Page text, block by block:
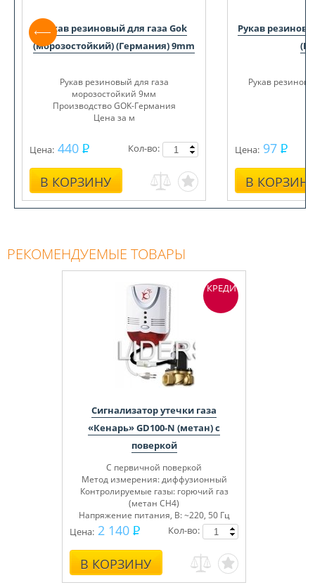
Рукав резиновый для газа Gok
(морозостойкий) (Германия) 9mm
Рукав резиновый для газа
морозостойкий 9мм
Производство GOK-Германия
Цена за м
Цена: 440
В КОРЗИНУ
Кол-во:
Рукав
Рукав
Цена: 97
В
РЕКОМЕНДУЕМЫЕ ТОВАРЫ
Сигнализатор утечки газа
«Кенарь» GD100-N (метан) с
поверкой
С первичной поверкой
Метод измерения: диффузионный
Контролируемые газы: горючий газ
(метан СН4)
Напряжение питания, В: ~220, 50 Гц
Сертифицирован
Цена: 2 140
В КОРЗИНУ
Кол-во:
КРЕДИТ